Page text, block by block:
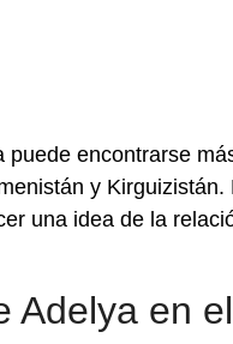
puede encontrarse
y
una idea de la
Adelya en